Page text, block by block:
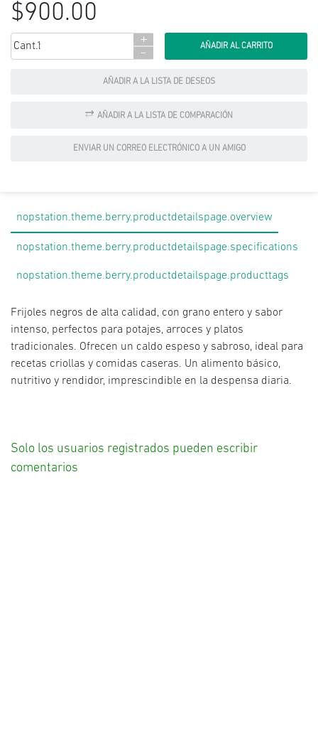
$900.00
Cant.:
+
-
AÑADIR A LA LISTA DE DESEOS
AÑADIR A LA LISTA DE COMPARACIÓN
ENVIAR UN CORREO ELECTRÓNICO A UN AMIGO
nopstation.theme.berry.productdetailspage.overview
nopstation.theme.berry.productdetailspage.specifications
nopstation.theme.berry.productdetailspage.producttags
Frijoles negros de alta calidad, con grano entero y sabor
intenso, perfectos para potajes, arroces y platos
tradicionales. Ofrecen un caldo espeso y sabroso, ideal para
recetas criollas y comidas caseras. Un alimento básico,
nutritivo y rendidor, imprescindible en la despensa diaria.
Solo los usuarios registrados pueden escribir
comentarios